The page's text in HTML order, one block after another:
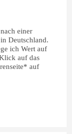
einer
Deutschland.
ich Wert auf
auf das
auf